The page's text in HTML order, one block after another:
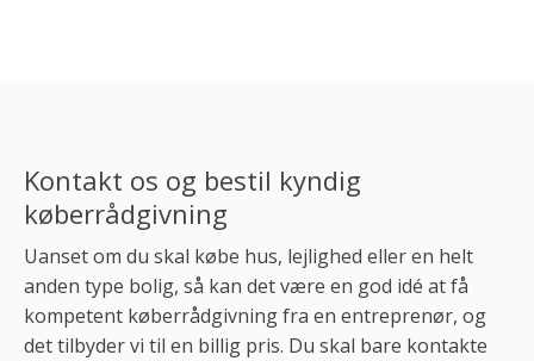
Kontakt os og bestil kyndig
køberrådgivning
Uanset om du skal købe hus, lejlighed eller en helt
anden type bolig, så kan det være en god idé at få
kompetent køberrådgivning fra en entreprenør, og
det tilbyder vi til en billig pris. Du skal bare kontakte